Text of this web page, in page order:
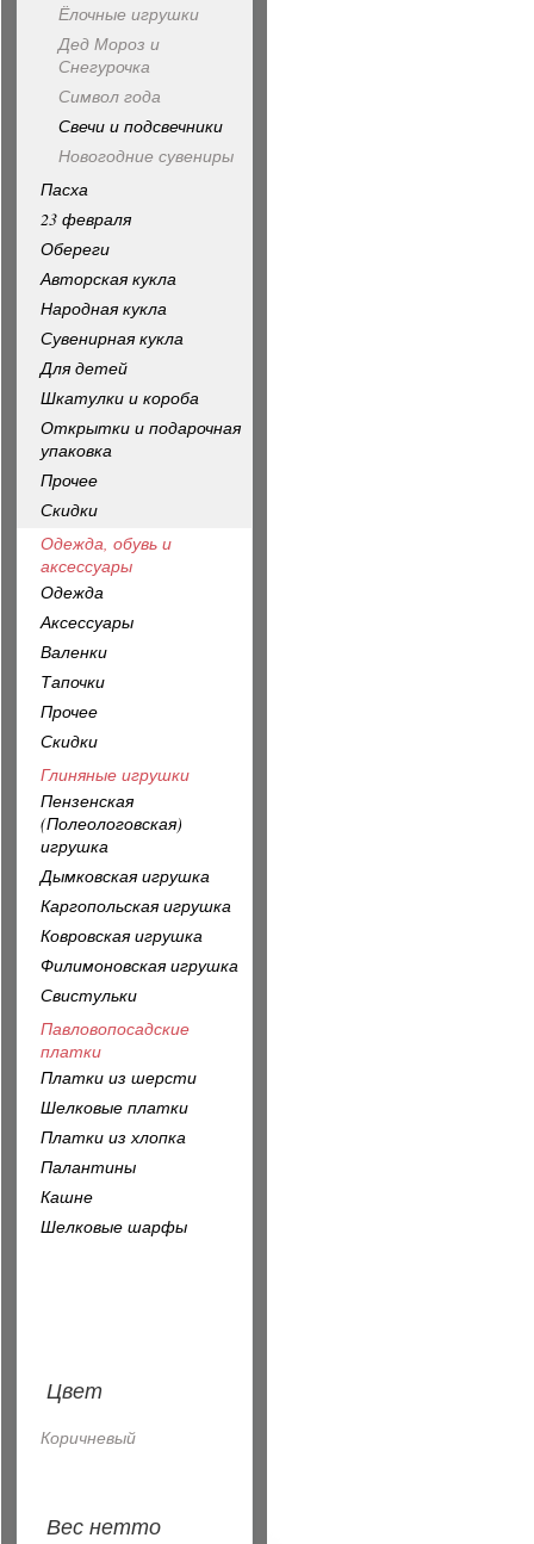
Ёлочные игрушки
Дед Мороз и
Снегурочка
Символ года
Свечи и подсвечники
Новогодние сувениры
Пасха
23 февраля
Обереги
Авторская кукла
Народная кукла
Сувенирная кукла
Для детей
Шкатулки и короба
Открытки и подарочная
упаковка
Прочее
Скидки
Одежда, обувь и
аксессуары
Одежда
Аксессуары
Валенки
Тапочки
Прочее
Скидки
Глиняные игрушки
Пензенская
(Полеологовская)
игрушка
Дымковская игрушка
Каргопольская игрушка
Ковровская игрушка
Филимоновская игрушка
Свистульки
Павловопосадские
платки
Платки из шерсти
Шелковые платки
Платки из хлопка
Палантины
Кашне
Шелковые шарфы
Цвет
Коричневый
Вес нетто